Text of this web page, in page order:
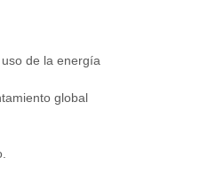
de la energía
global